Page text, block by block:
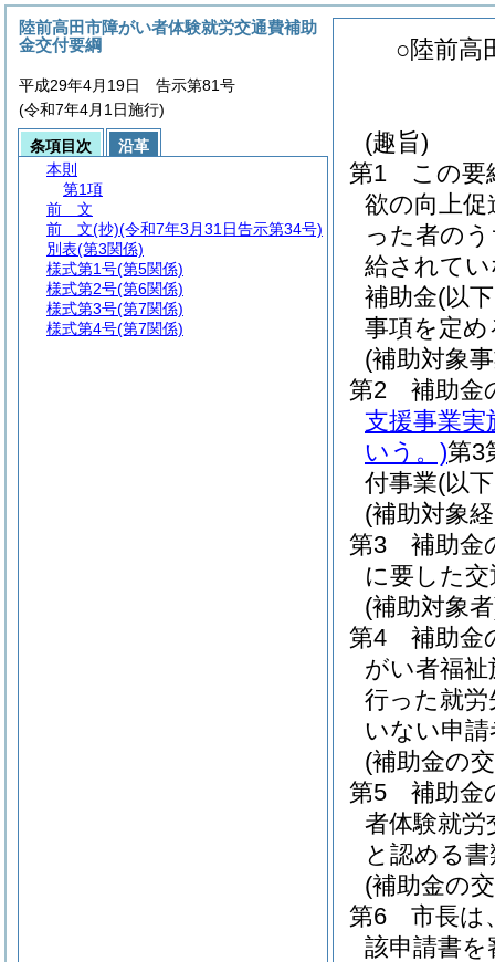
○陸前高
(趣旨)
第1 この要
欲の向上
った者の
給されて
補助金(以
事項を定
(補助対象
第2 補助金
支援事業実
いう。)第3
付事業(以
(補助対象
第3 補助金
に要した
(補助対象
第4 補助金
がい者福祉
行った就
いない申
(補助金の
第5 補助金
者体験就労
と認める
(補助金の
第6 市長は
該申請書
陸前高田市障がい者体験就労交通費補助
金交付要綱
平成29年4月19日 告示第81号
(令和7年4月1日施行)
条項目次
沿革
本則
第1項
前 文
前 文(抄)(令和7年3月31日告示第34号)
別表(第3関係)
様式第1号(第5関係)
様式第2号(第6関係)
様式第3号(第7関係)
様式第4号(第7関係)